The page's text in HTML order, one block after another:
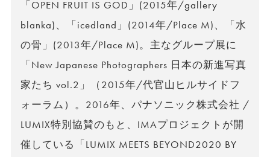
「OPEN FRUIT IS GOD」(2015年/gallery
blanka)、「icedland」(2014年/Place M)、「水
の骨」(2013年/Place M)。主なグループ展に
「New Japanese Photographers 日本の新進写真
家たち vol.2」（2015年/代官山ヒルサイドフ
ォーラム）。2016年、パナソニック株式会社 /
LUMIX特別協賛のもと、IMAプロジェクトが開
催している「LUMIX MEETS BEYOND2020 BY